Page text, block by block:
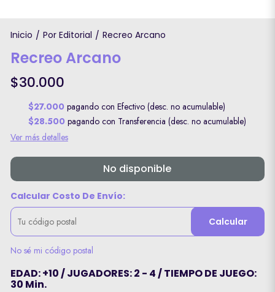
Inicio / Por Editorial / Recreo Arcano
Recreo Arcano
$30.000
$27.000 pagando con Efectivo (desc. no acumulable)
$28.500 pagando con Transferencia (desc. no acumulable)
Ver más detalles
No disponible
Calcular Costo De Envío:
Calcular
No sé mi código postal
EDAD: +10 / JUGADORES: 2 - 4 / TIEMPO DE JUEGO:
30 Min.